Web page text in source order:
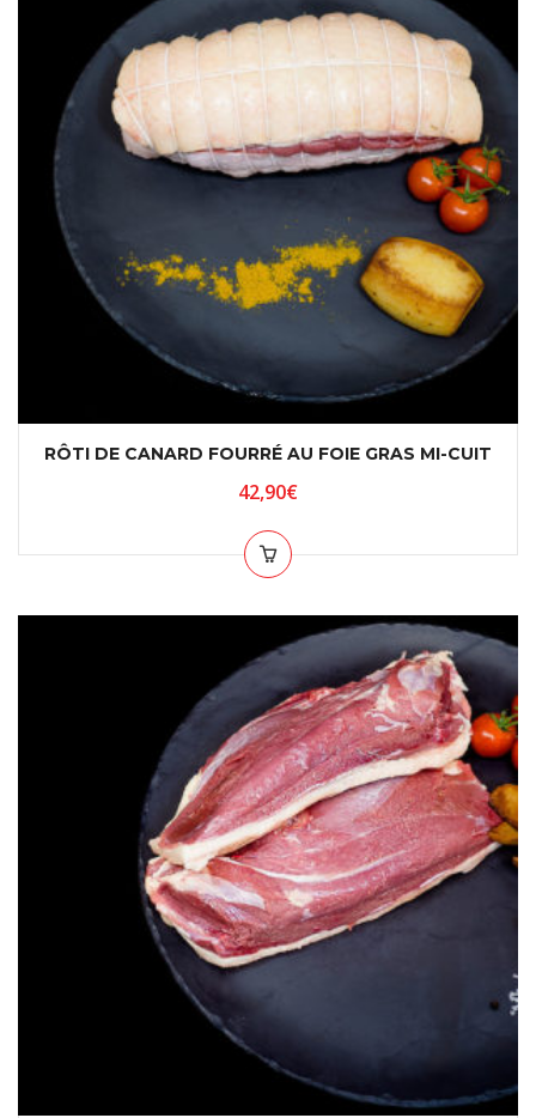
RÔTI DE CANARD FOURRÉ AU FOIE GRAS MI-CUIT
42,90€